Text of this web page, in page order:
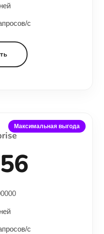
с
Максимальная выгода
с